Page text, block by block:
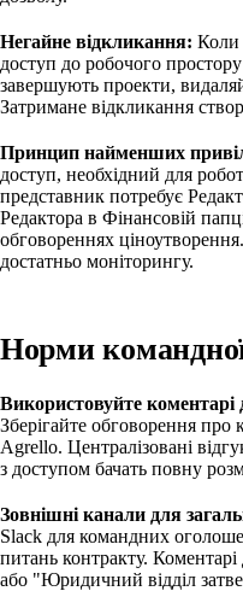
Негайне відкликання: Коли
доступ до робочого
завершують проекти,
Затримане відкликання
Принцип найменших
доступ, необхідний для
представник потребує
Редактора в Фінансовій
обговореннях
достатньо моніторингу.
Норми
Використовуйте коментарі
Зберігайте обговорення про
Agrello. Централізовані
з доступом бачать повну
Зовнішні канали для
Slack для командних
питань контракту.
або "Юридичний відділ